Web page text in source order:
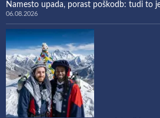
Namesto upada, porast poškodb: tudi to
06.08.2026